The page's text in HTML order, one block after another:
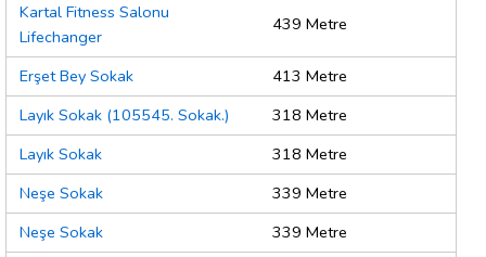
Kartal Fitness Salonu
Lifechanger
439 Metre
Erşet Bey Sokak
413 Metre
Layık Sokak (105545. Sokak.)
318 Metre
Layık Sokak
318 Metre
Neşe Sokak
339 Metre
Neşe Sokak
339 Metre